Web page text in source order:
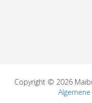
Copyright © 2026